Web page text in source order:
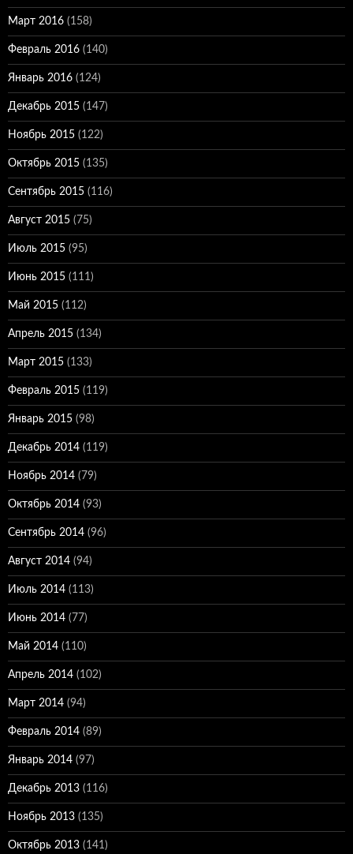
Март 2016 (158)
Февраль 2016 (140)
Январь 2016 (124)
Декабрь 2015 (147)
Ноябрь 2015 (122)
Октябрь 2015 (135)
Сентябрь 2015 (116)
Август 2015 (75)
Июль 2015 (95)
Июнь 2015 (111)
Май 2015 (112)
Апрель 2015 (134)
Март 2015 (133)
Февраль 2015 (119)
Январь 2015 (98)
Декабрь 2014 (119)
Ноябрь 2014 (79)
Октябрь 2014 (93)
Сентябрь 2014 (96)
Август 2014 (94)
Июль 2014 (113)
Июнь 2014 (77)
Май 2014 (110)
Апрель 2014 (102)
Март 2014 (94)
Февраль 2014 (89)
Январь 2014 (97)
Декабрь 2013 (116)
Ноябрь 2013 (135)
Октябрь 2013 (141)